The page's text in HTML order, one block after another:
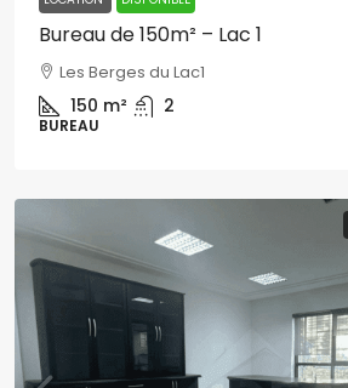
Bureau de 150m² – Lac 1
Les Berges du Lac1
150 m² 2
BUREAU